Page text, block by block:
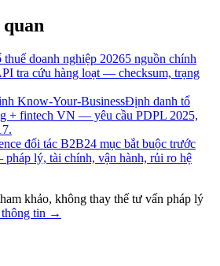
thuế doanh nghiệp 20265 nguồn chính
tra cứu hàng loạt — checksum, trạng
Know-Your-BusinessĐịnh danh tổ
+ fintech VN — yêu cầu PDPL 2025,
đối tác B2B24 mục bắt buộc trước
lý, tài chính, vận hành, rủi ro hệ
khảo, không thay thế tư vấn pháp lý
thông tin →